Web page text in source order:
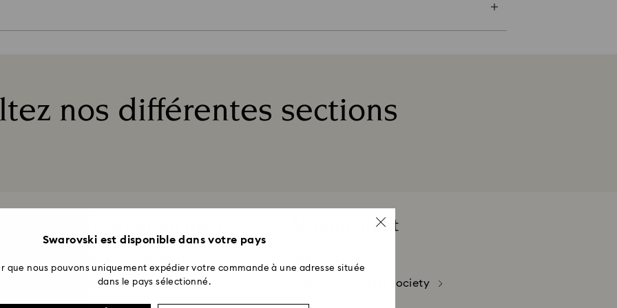
Ce type de produit personnalisé ne peut être ni repris ni échangé. En cas d’articles
nos différentes sections
Commande
Abonnement
Swarovski Crystal Society
Swarovski est disponible dans votre pays
que nous pouvons uniquement expédier votre commande à une adresse située
dans le pays sélectionné.